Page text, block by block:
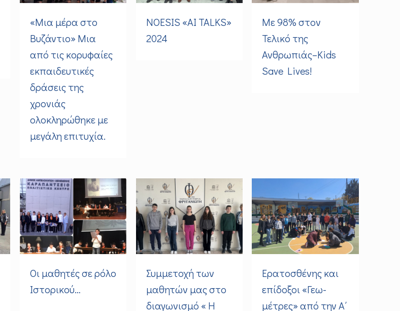
«Μια μέρα στο
Βυζάντιο» Μια
από τις κορυφαίες
εκπαιδευτικές
δράσεις της
χρονιάς
ολοκληρώθηκε με
μεγάλη επιτυχία.
NOESIS «AI TALKS»
2024
Με 98% στον
Τελικό της
Ανθρωπιάς–Kids
Save Lives!
Οι μαθητές σε ρόλο
Ιστορικού…
Συμμετοχή των
μαθητών μας στο
διαγωνισμό « Η
Ερατοσθένης και
επίδοξοι «Γεω-
μέτρες» από την Α΄